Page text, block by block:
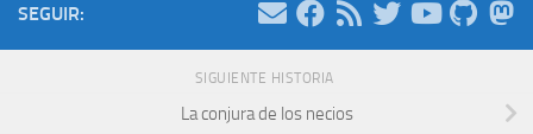
SEGUIR:
SIGUIENTE HISTORIA
La conjura de los necios